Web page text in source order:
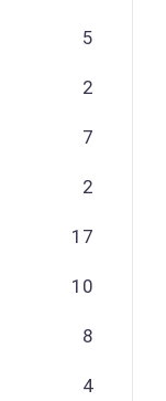
5
2
7
2
17
10
8
4